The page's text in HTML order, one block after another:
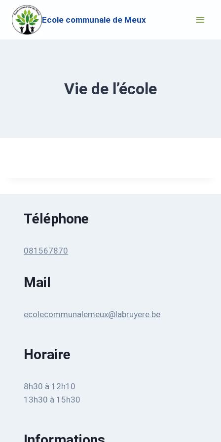
Ecole communale de Meux
Vie de l’école
Téléphone
081567870
Mail
ecolecommunalemeux@labruyere.be
Horaire
8h30 à 12h10
13h30 à 15h30